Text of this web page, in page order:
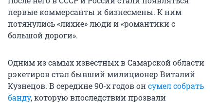
первые коммерсанты и бизнесмены. К ним
потянулись «лихие» люди и «романтики с
большой дороги».
Одним из самых известных в Самарской области
рэкетиров стал бывший милиционер Виталий
Кузнецов. В середине90-х годовонсумел собрать
банду, которую впоследствии прозвали